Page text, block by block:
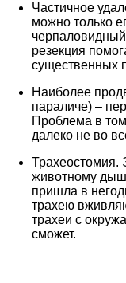
Частичное
можно только
резекция
существенных
Наиболее
параличе) –
Проблема в
далеко не во
Трахеостомия.
животному
пришла в
трахею
трахеи с
сможет.